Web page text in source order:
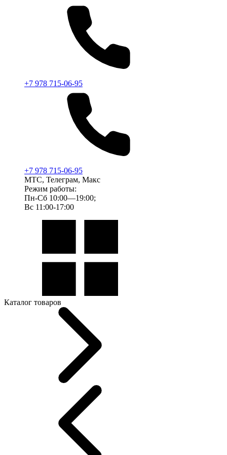
+7 978 715-06-95
+7 978 715-06-95
МТС, Телеграм, Макс
Режим работы:
Пн-Сб 10:00—19:00;
Вс 11:00-17:00
Каталог товаров